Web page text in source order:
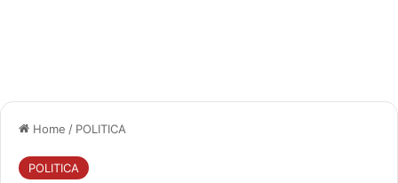
Home / POLITICA
POLITICA